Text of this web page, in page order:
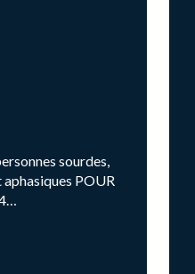
sourdes,
POUR